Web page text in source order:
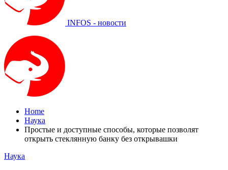
INFOS - новости
Home
Наука
Простые и доступные способы, которые позволят
открыть стеклянную банку без открывашки
Наука